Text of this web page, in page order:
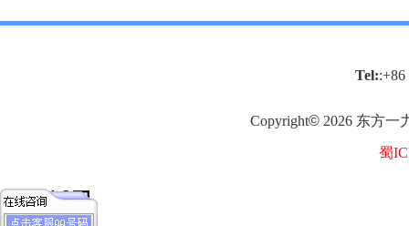
Tel::+86
Copyright© 2026 东方一
蜀